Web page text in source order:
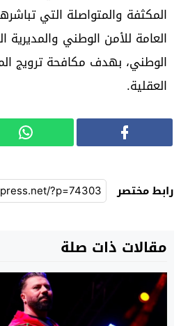
المكثفة والمتواصلة التي
العامة للأمن الوطني والمديرية
الوطني، بهدف مكافحة ترويج
العقلية.
رابط مختصر
مقالات ذات صلة